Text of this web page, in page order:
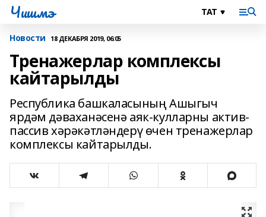
Чишмэ
Новости 18 ДЕКАБРЯ 2019, 06:05
Тренажерлар комплексы
кайтарылды
Республика башкаласының Ашыгыч
ярдәм дәваханәсенә аяк-кулларны актив-
пассив хәрәкәтләндерү өчен тренажерлар
комплексы кайтарылды.